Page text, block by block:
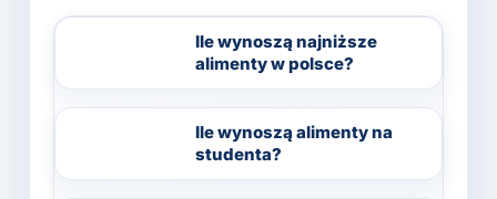
Ile wynoszą najniższe
alimenty w polsce?
Ile wynoszą alimenty na
studenta?